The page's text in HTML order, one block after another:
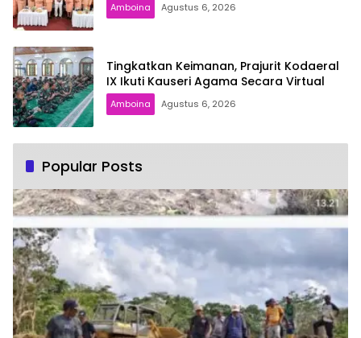
Amboina Agustus 6, 2026
Tingkatkan Keimanan, Prajurit Kodaeral
IX Ikuti Kauseri Agama Secara Virtual
Amboina Agustus 6, 2026
Popular Posts